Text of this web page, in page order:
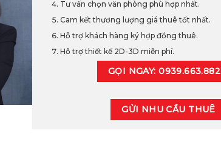
Tư vấn chọn văn phòng phù hợp nhất.
Cam kết thương lượng giá thuê tốt nhất.
Hỗ trợ khách hàng ký hợp đồng thuê.
Hỗ trợ thiết kế 2D-3D miễn phí.
GỌI NGAY: 0939.663.882
GỬI NHU CẦU THUÊ